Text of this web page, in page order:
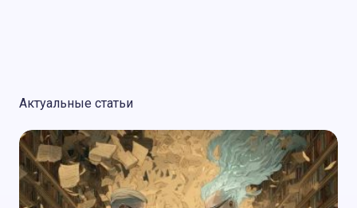
Актуальные статьи